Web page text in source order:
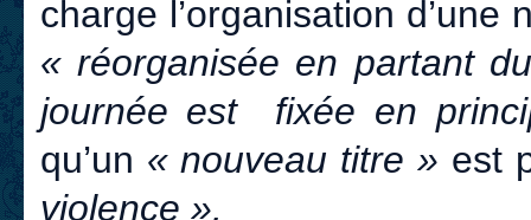
charge l’organisation
« réorganisée en partant
journée est fixée en
qu’un « nouveau titre » est
violence ».